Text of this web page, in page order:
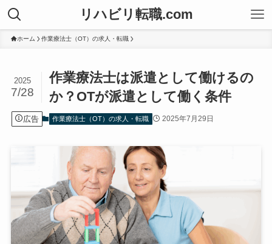
リハビリ転職.com
ホーム 作業療法士（OT）の求人・転職
作業療法士は派遣として働けるの
か？OTが派遣として働く条件
2025
7/28
広告 作業療法士（OT）の求人・転職 2025年7月29日